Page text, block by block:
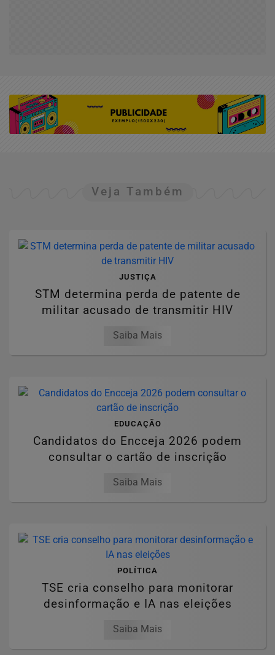
Veja Também
JUSTIÇA
STM determina perda de patente de
militar acusado de transmitir HIV
Saiba Mais
EDUCAÇÃO
Candidatos do Encceja 2026 podem
consultar o cartão de inscrição
Saiba Mais
POLÍTICA
TSE cria conselho para monitorar
desinformação e IA nas eleições
Saiba Mais